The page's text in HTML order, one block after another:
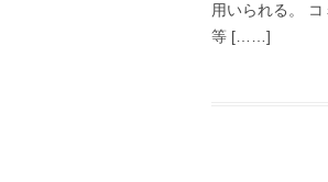
用いられる。
等 [……]